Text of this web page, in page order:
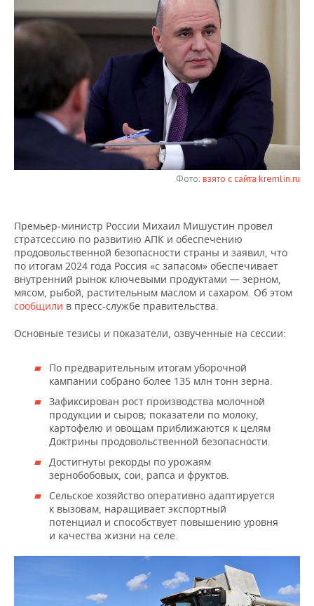
ТАТАРСТАНА
ИНВЕСТИЦИИ
НЕФТЕХИМИЯ
ЭНЕРГЕТИКА
НОВОСТИ БИЗНЕСА
РОЗНИЧНАЯ ТОРГОВЛЯ
ТРАНСПОРТ
УСЛУГИ
ТЕХНОЛОГИИ
НОВОСТИ ТЕХНОЛОГИЙ
IT
МЕДИА
ТЕЛЕКОММУНИКАЦИИ
МЕРОПРИЯТИЯ
НОВОСТИ МЕРОПРИЯТИЙ
ВЫЕЗДНАЯ РЕДАКЦИЯ
БИЗНЕС-БРАНЧИ
СПОРТ
НОВОСТИ СПОРТА
ВОЛЕЙБОЛ
КИБЕРСПОРТ
ФИГУРНОЕ КАТАНИЕ
ХОККЕЙ С МЯЧОМ
ОБЩЕСТВО
НОВОСТИ ОБЩЕСТВА
ИСТОРИЯ
КУЛЬТУРА
МЕДИЦИНА
ПРОИСШЕСТВИЯ
ФОТОГАЛЕРЕЯ
СПИСОК ПЕРСОН
СПИСОК КОМПАНИЙ
ПОЛНАЯ ВЕРСИЯ
Фото: взято с сайта kremlin.ru
Премьер‑министр России Михаил Мишустин провел
стратсессию по развитию АПК и обеспечению
продовольственной безопасности страны и заявил, что
по итогам 2024 года Россия «с запасом» обеспечивает
внутренний рынок ключевыми продуктами — зерном,
мясом, рыбой, растительным маслом и сахаром. Об этом
сообщили в пресс-службе правительства.
Основные тезисы и показатели, озвученные на сессии:
По предварительным итогам уборочной
кампании собрано более 135 млн тонн зерна.
Зафиксирован рост производства молочной
продукции и сыров; показатели по молоку,
картофелю и овощам приближаются к целям
Доктрины продовольственной безопасности.
Достигнуты рекорды по урожаям
зернобобовых, сои, рапса и фруктов.
Сельское хозяйство оперативно адаптируется
к вызовам, наращивает экспортный
потенциал и способствует повышению уровня
и качества жизни на селе.